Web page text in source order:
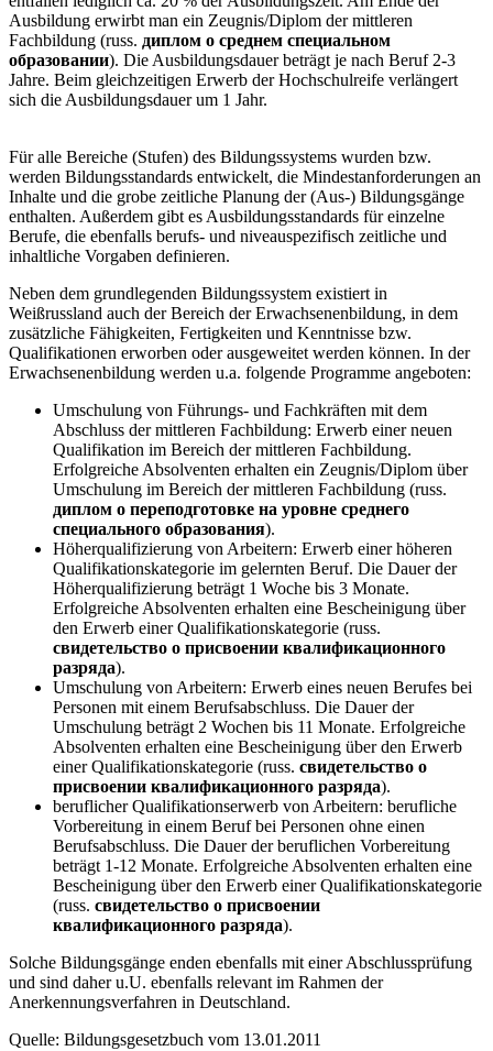
Ausbildung erwirbt man ein Zeugnis/Diplom der mittleren
Fachbildung (russ. диплом о среднем специальном
образовании). Die Ausbildungsdauer beträgt je nach Beruf 2-3
Jahre. Beim gleichzeitigen Erwerb der Hochschulreife verlängert
sich die Ausbildungsdauer um 1 Jahr.
Für alle Bereiche (Stufen) des Bildungssystems wurden bzw.
werden Bildungsstandards entwickelt, die Mindestanforderungen an
Inhalte und die grobe zeitliche Planung der (Aus-) Bildungsgänge
enthalten. Außerdem gibt es Ausbildungsstandards für einzelne
Berufe, die ebenfalls berufs- und niveauspezifisch zeitliche und
inhaltliche Vorgaben definieren.
Neben dem grundlegenden Bildungssystem existiert in
Weißrussland auch der Bereich der Erwachsenenbildung, in dem
zusätzliche Fähigkeiten, Fertigkeiten und Kenntnisse bzw.
Qualifikationen erworben oder ausgeweitet werden können. In der
Erwachsenenbildung werden u.a. folgende Programme angeboten:
Umschulung von Führungs- und Fachkräften mit dem
Abschluss der mittleren Fachbildung: Erwerb einer neuen
Qualifikation im Bereich der mittleren Fachbildung.
Erfolgreiche Absolventen erhalten ein Zeugnis/Diplom über
Umschulung im Bereich der mittleren Fachbildung (russ.
диплом о переподготовке на уровне среднего
специального образования).
Höherqualifizierung von Arbeitern: Erwerb einer höheren
Qualifikationskategorie im gelernten Beruf. Die Dauer der
Höherqualifizierung beträgt 1 Woche bis 3 Monate.
Erfolgreiche Absolventen erhalten eine Bescheinigung über
den Erwerb einer Qualifikationskategorie (russ.
свидетельство о присвоении квалификационного
разряда).
Umschulung von Arbeitern: Erwerb eines neuen Berufes bei
Personen mit einem Berufsabschluss. Die Dauer der
Umschulung beträgt 2 Wochen bis 11 Monate. Erfolgreiche
Absolventen erhalten eine Bescheinigung über den Erwerb
einer Qualifikationskategorie (russ. свидетельство о
присвоении квалификационного разряда).
beruflicher Qualifikationserwerb von Arbeitern: berufliche
Vorbereitung in einem Beruf bei Personen ohne einen
Berufsabschluss. Die Dauer der beruflichen Vorbereitung
beträgt 1-12 Monate. Erfolgreiche Absolventen erhalten eine
Bescheinigung über den Erwerb einer Qualifikationskategorie
(russ. свидетельство о присвоении
квалификационного разряда).
Solche Bildungsgänge enden ebenfalls mit einer Abschlussprüfung
und sind daher u.U. ebenfalls relevant im Rahmen der
Anerkennungsverfahren in Deutschland.
Quelle: Bildungsgesetzbuch vom 13.01.2011